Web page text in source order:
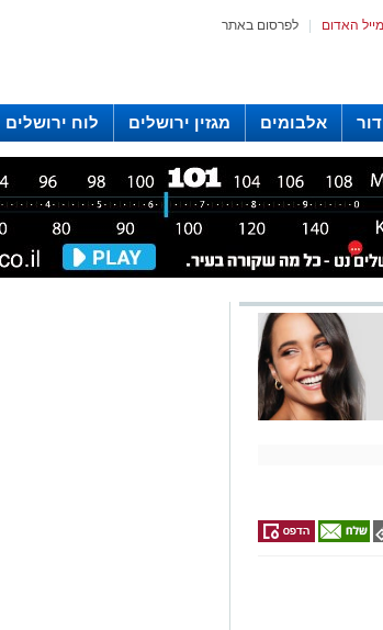
לפרסום באתר האדום
אלבומים מגזין ירושלים לוח ירושלים